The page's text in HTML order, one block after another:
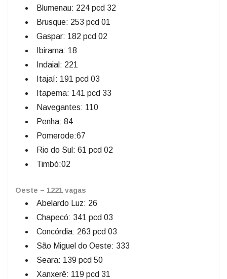
Blumenau: 224 pcd 32
Brusque: 253 pcd 01
Gaspar: 182 pcd 02
Ibirama: 18
Indaial: 221
Itajaí: 191 pcd 03
Itapema: 141 pcd 33
Navegantes: 110
Penha: 84
Pomerode:67
Rio do Sul: 61 pcd 02
Timbó:02
Oeste – 1221 vagas
Abelardo Luz: 26
Chapecó: 341 pcd 03
Concórdia: 263 pcd 03
São Miguel do Oeste: 333
Seara: 139 pcd 50
Xanxerê: 119 pcd 31